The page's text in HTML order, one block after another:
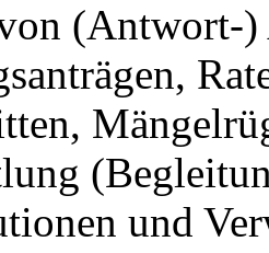
(Antwort-
und